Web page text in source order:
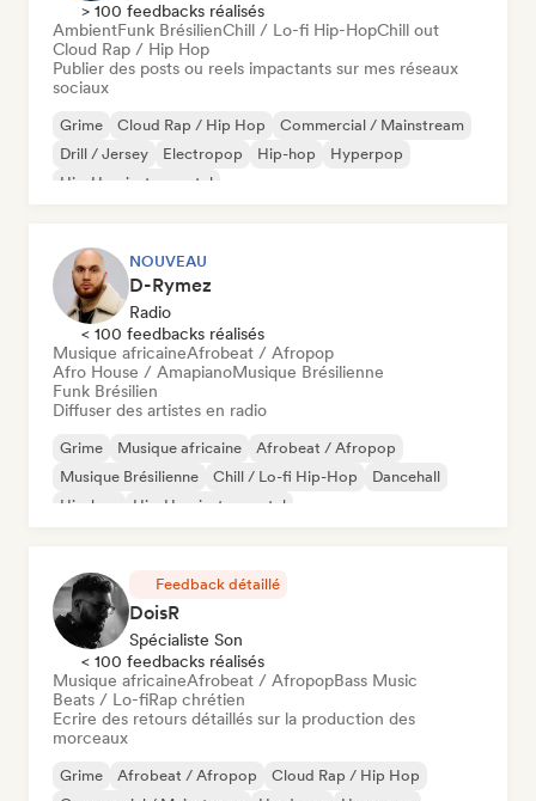
> 100 feedbacks réalisés
AmbientFunk BrésilienChill / Lo-fi Hip-HopChill out
Cloud Rap / Hip Hop
Publier des posts ou reels impactants sur mes réseaux
sociaux
Grime Cloud Rap / Hip Hop
Commercial / Mainstream
Drill / Jersey
Electropop Hip-hop
Hyperpop
Hip-Hop instrumental
NOUVEAU
D-Rymez
Radio
< 100 feedbacks réalisés
Musique africaineAfrobeat / Afropop
Afro House / AmapianoMusique Brésilienne
Funk Brésilien
Diffuser des artistes en radio
Grime Musique africaine
Afrobeat / Afropop
Musique Brésilienne
Chill / Lo-fi Hip-Hop
Dancehall
Hip-hop
Hip-Hop instrumental
Feedback détaillé
DoisR
Spécialiste Son
< 100 feedbacks réalisés
Musique africaineAfrobeat / AfropopBass Music
Beats / Lo-fiRap chrétien
Ecrire des retours détaillés sur la production des
morceaux
Grime Afrobeat / Afropop
Cloud Rap / Hip Hop